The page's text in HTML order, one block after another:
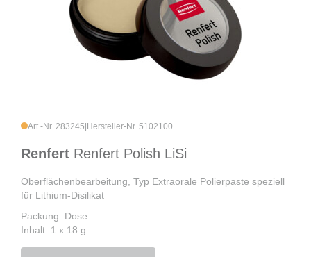
Art.-Nr. 283245 Hersteller-Nr. 5102100
Renfert Renfert Polish LiSi
Oberflächenbearbeitung, Typ Extraorale Polierpaste speziell
für Lithium-Disilikat
Packung: Dose
Inhalt: 1 x 18 g